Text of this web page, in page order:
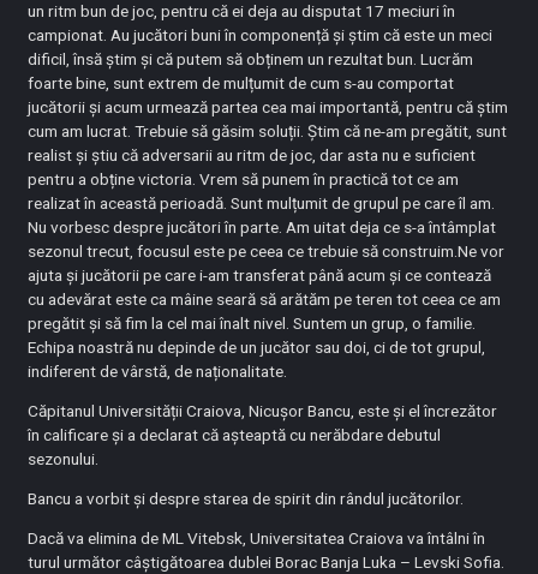
un ritm bun de joc, pentru că ei deja au disputat 17 meciuri în
campionat. Au jucători buni în componență și știm că este un meci
dificil, însă știm și că putem să obținem un rezultat bun. Lucrăm
foarte bine, sunt extrem de mulțumit de cum s-au comportat
jucătorii și acum urmează partea cea mai importantă, pentru că știm
cum am lucrat. Trebuie să găsim soluții. Știm că ne-am pregătit, sunt
realist și știu că adversarii au ritm de joc, dar asta nu e suficient
pentru a obține victoria. Vrem să punem în practică tot ce am
realizat în această perioadă. Sunt mulțumit de grupul pe care îl am.
Nu vorbesc despre jucători în parte. Am uitat deja ce s-a întâmplat
sezonul trecut, focusul este pe ceea ce trebuie să construim.Ne vor
ajuta și jucătorii pe care i-am transferat până acum și ce contează
cu adevărat este ca mâine seară să arătăm pe teren tot ceea ce am
pregătit și să fim la cel mai înalt nivel. Suntem un grup, o familie.
Echipa noastră nu depinde de un jucător sau doi, ci de tot grupul,
indiferent de vârstă, de naționalitate.
Căpitanul Universității Craiova, Nicușor Bancu, este și el încrezător
în calificare și a declarat că așteaptă cu nerăbdare debutul
sezonului.
Bancu a vorbit și despre starea de spirit din rândul jucătorilor.
Dacă va elimina de ML Vitebsk, Universitatea Craiova va întâlni în
turul următor câștigătoarea dublei Borac Banja Luka – Levski Sofia.